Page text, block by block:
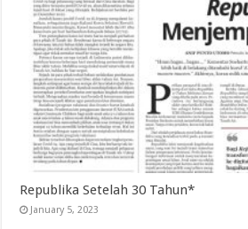
Republika Setelah 30 Tahun*
January 5, 2023